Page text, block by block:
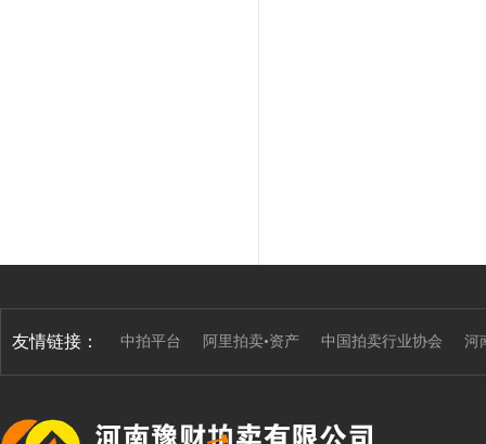
友情链接： 中拍平台 阿里拍卖•资产 中国拍卖行业协会 河